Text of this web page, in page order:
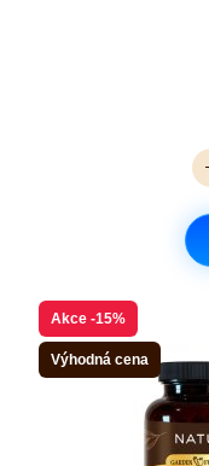
Akce -15%
Výhodná cena